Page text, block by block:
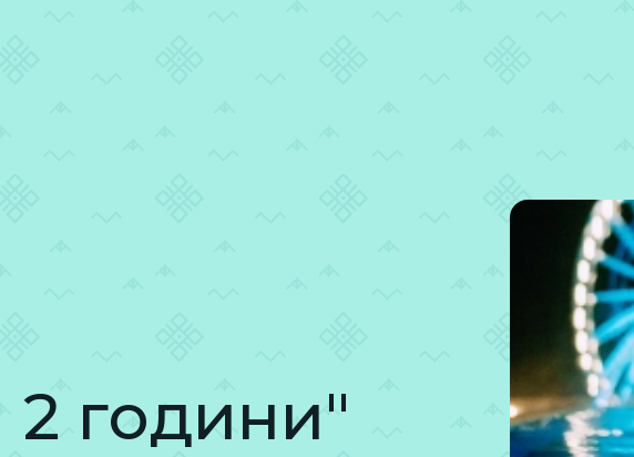
2 години"